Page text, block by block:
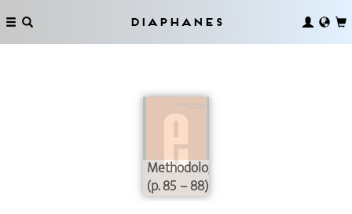
Diaphanes
Methodologie
(p. 85 – 88)